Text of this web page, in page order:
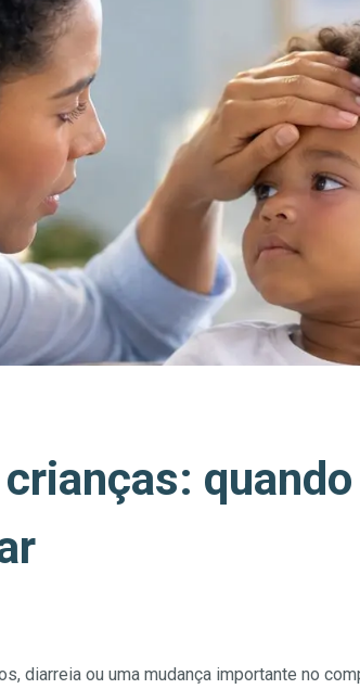
diarreia ou uma mudança importante no